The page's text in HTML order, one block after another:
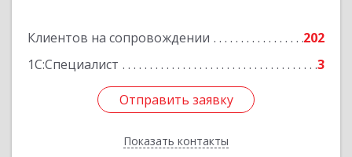
Клиентов на сопровождении
202
1С:Специалист
3
Отправить заявку
Показать контакты
Подробнее
Отправить заявку
Назад